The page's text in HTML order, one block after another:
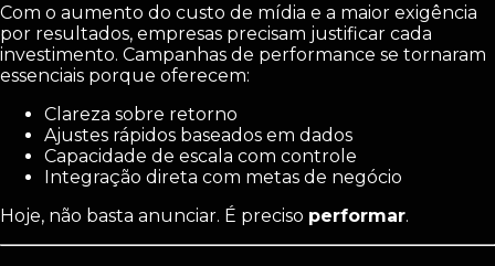
Com o aumento do custo de mídia e a maior exigência
por resultados, empresas precisam justificar cada
investimento. Campanhas de performance se tornaram
essenciais porque oferecem:
Clareza sobre retorno
Ajustes rápidos baseados em dados
Capacidade de escala com controle
Integração direta com metas de negócio
Hoje, não basta anunciar. É preciso performar.